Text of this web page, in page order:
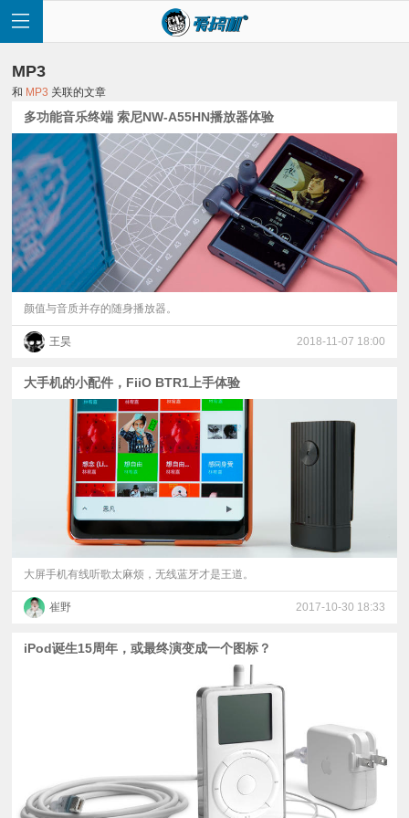
首
页
快
讯
评
测
普
MP3
和 MP3 关联的文章
多功能音乐终端 索尼NW-A55HN播放器体验
颜值与音质并存的随身播放器。
王昊 2018-11-07 18:00
大手机的小配件，FiiO BTR1上手体验
大屏手机有线听歌太麻烦，无线蓝牙才是王道。
崔野 2017-10-30 18:33
iPod诞生15周年，或最终演变成一个图标？